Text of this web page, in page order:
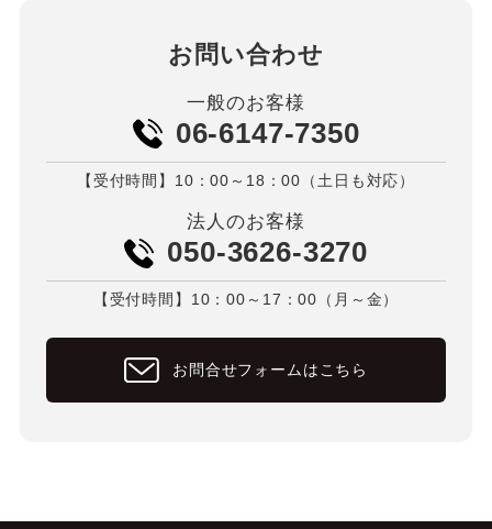
お問い合わせ
一般のお客様
06-6147-7350
【受付時間】10：00～18：00（土日も対応）
法人のお客様
050-3626-3270
【受付時間】10：00～17：00（月～金）
お問合せフォームはこちら